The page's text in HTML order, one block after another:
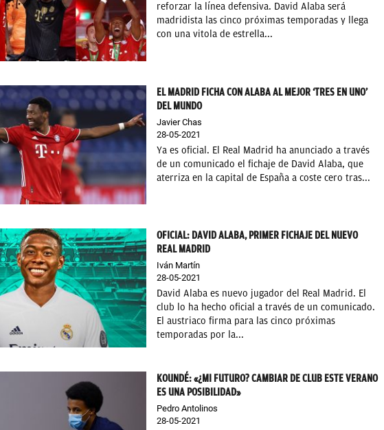
reforzar la línea defensiva. David Alaba será
madridista las cinco próximas temporadas y llega
con una vitola de estrella...
EL MADRID FICHA CON ALABA AL MEJOR ‘TRES EN UNO’
DEL MUNDO
Javier Chas
28-05-2021
Ya es oficial. El Real Madrid ha anunciado a través
de un comunicado el fichaje de David Alaba, que
aterriza en la capital de España a coste cero tras...
OFICIAL: DAVID ALABA, PRIMER FICHAJE DEL NUEVO
REAL MADRID
Iván Martín
28-05-2021
David Alaba es nuevo jugador del Real Madrid. El
club lo ha hecho oficial a través de un comunicado.
El austriaco firma para las cinco próximas
temporadas por la...
KOUNDÉ: «¿MI FUTURO? CAMBIAR DE CLUB ESTE VERANO
ES UNA POSIBILIDAD»
Pedro Antolinos
28-05-2021